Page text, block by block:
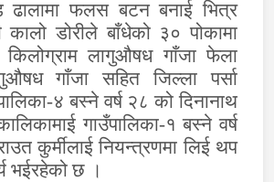
ढालामा फलस बटन बनाई भित्र
कालो डोरीले बाँधेको ३० पोकामा
लागुऔषध गाँजा फेला
गाँजा सहित जिल्ला पर्सा
४ बस्ने वर्ष २८ को दिनानाथ
गाउँपालिका-१ बस्ने वर्ष
कुर्मीलाई नियन्त्रणमा लिई थप
भईरहेको छ ।